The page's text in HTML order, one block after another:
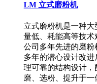
LM 立式磨粉机
立式磨粉机是一种
量低、耗能高等技
公司多年先进的磨
多年的潜心设计改
理可靠的结构设计
磨、选粉、提升于